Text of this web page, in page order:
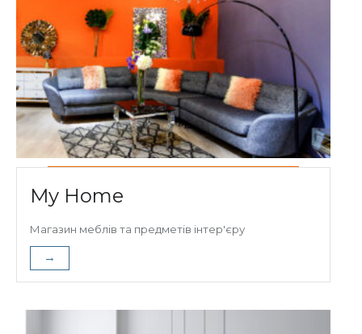
My Home
Магазин меблів та предметів інтер'єру
→